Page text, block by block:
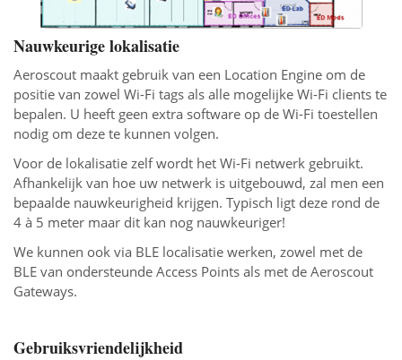
Nauwkeurige lokalisatie
Aeroscout maakt gebruik van een Location Engine om de
positie van zowel Wi-Fi tags als alle mogelijke Wi-Fi clients te
bepalen. U heeft geen extra software op de Wi-Fi toestellen
nodig om deze te kunnen volgen.
Voor de lokalisatie zelf wordt het Wi-Fi netwerk gebruikt.
Afhankelijk van hoe uw netwerk is uitgebouwd, zal men een
bepaalde nauwkeurigheid krijgen. Typisch ligt deze rond de
4 à 5 meter maar dit kan nog nauwkeuriger!
We kunnen ook via BLE localisatie werken, zowel met de
BLE van ondersteunde Access Points als met de Aeroscout
Gateways.
Gebruiksvriendelijkheid